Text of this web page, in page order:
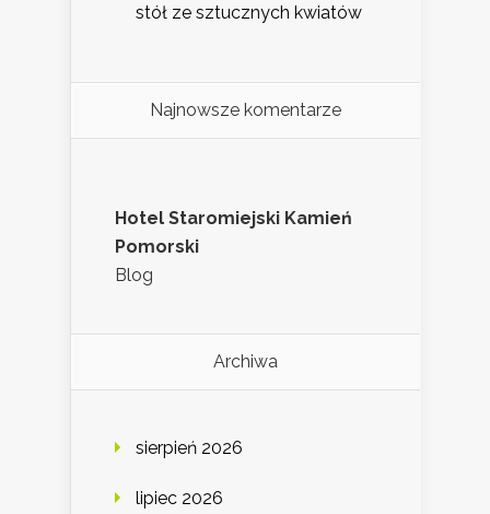
stół ze sztucznych kwiatów
Najnowsze komentarze
Hotel Staromiejski Kamień
Pomorski
Blog
Archiwa
sierpień 2026
lipiec 2026